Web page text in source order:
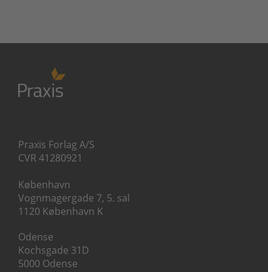
Praxis Forlag A/S
CVR 41280921
København
Vognmagergade 7, 5. sal
1120 København K
Odense
Kochsgade 31D
5000 Odense